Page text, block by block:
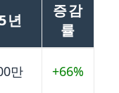
년
증감
률
만 +66%